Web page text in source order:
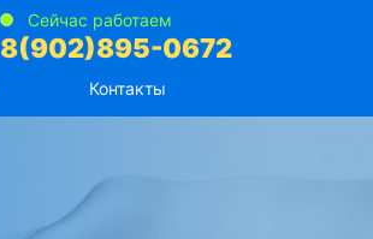
Сейчас работаем
8(902)895-0672
Контакты